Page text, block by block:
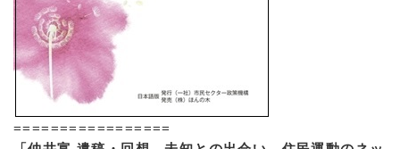
=================